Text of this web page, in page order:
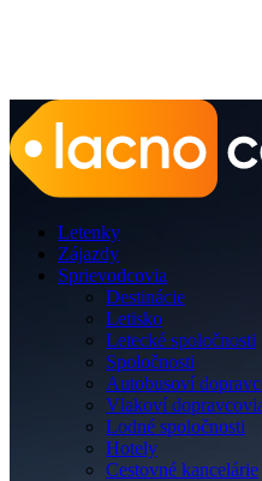
Letenky
Zájazdy
Sprievodcovia
Destinácie
Letisko
Letecké spoločnosti
Spoločnosti
Autobusoví
Vlakoví
Lodné spoločnosti
Hotely
Cestovné kancelárie